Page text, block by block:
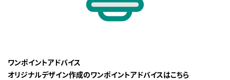
ワンポイントアドバイス
オリジナルデザイン作成のワンポイントアドバイスはこちら